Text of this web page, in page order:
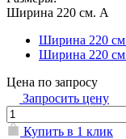
Ширина 220 см. А
Ширина 220
Ширина 220
Цена по запросу
Запросить цену
Купить в 1 клик